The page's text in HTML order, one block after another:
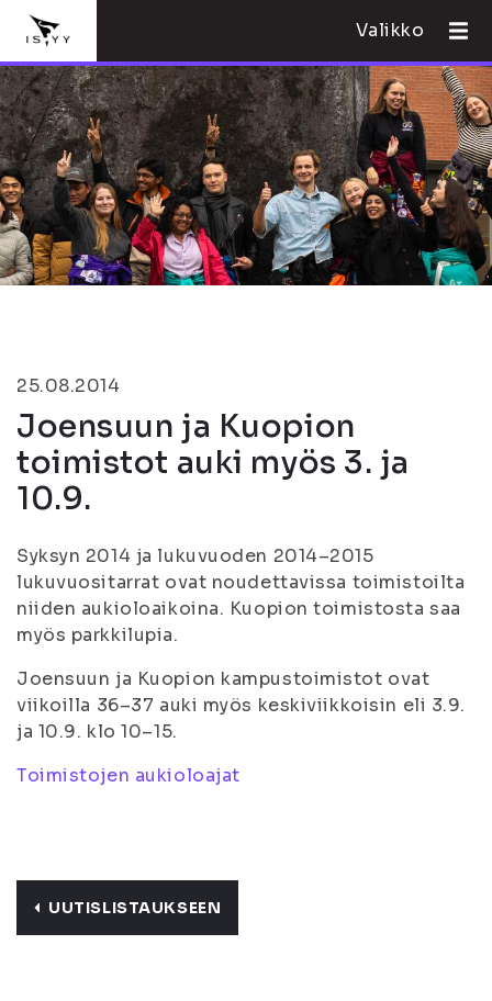
Valikko
25.08.2014
Joensuun ja Kuopion
toimistot auki myös 3. ja
10.9.
Syksyn 2014 ja lukuvuoden 2014–2015
lukuvuositarrat ovat noudettavissa toimistoilta
niiden aukioloaikoina. Kuopion toimistosta saa
myös parkkilupia.
Joensuun ja Kuopion kampustoimistot ovat
viikoilla 36–37 auki myös keskiviikkoisin eli 3.9.
ja 10.9. klo 10–15.
Toimistojen aukioloajat
UUTISLISTAUKSEEN